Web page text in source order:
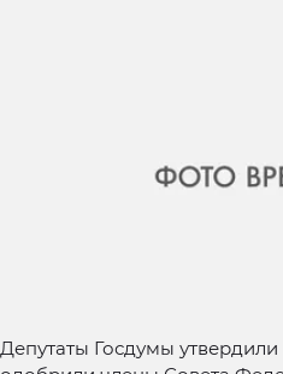
Депутаты Госдумы